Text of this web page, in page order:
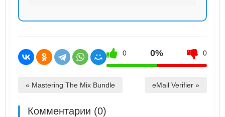
0 0% 0
« Mastering The Mix Bundle eMail Verifier »
Комментарии (0)